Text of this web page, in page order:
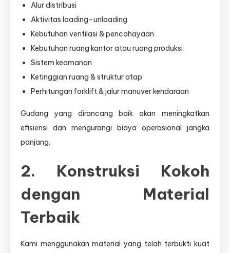
Alur distribusi
Aktivitas loading–unloading
Kebutuhan ventilasi & pencahayaan
Kebutuhan ruang kantor atau ruang produksi
Sistem keamanan
Ketinggian ruang & struktur atap
Perhitungan forklift & jalur manuver kendaraan
Gudang yang dirancang baik akan meningkatkan
efisiensi dan mengurangi biaya operasional jangka
panjang.
2. Konstruksi Kokoh
dengan Material
Terbaik
Kami menggunakan material yang telah terbukti kuat